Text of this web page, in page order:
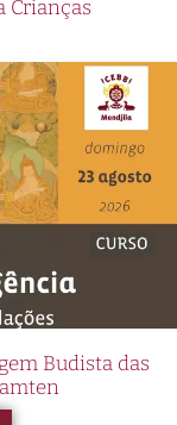
Crianças
Budista das